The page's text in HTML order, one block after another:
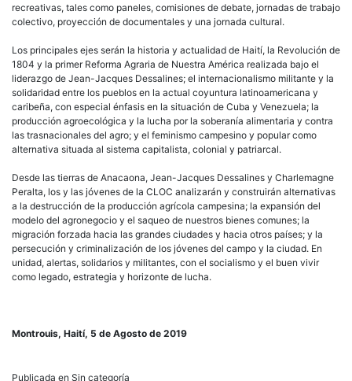
recreativas, tales como paneles, comisiones de debate, jornadas de trabajo
colectivo, proyección de documentales y una jornada cultural.
Los principales ejes serán la historia y actualidad de Haití, la Revolución de
1804 y la primer Reforma Agraria de Nuestra América realizada bajo el
liderazgo de Jean-Jacques Dessalines; el internacionalismo militante y la
solidaridad entre los pueblos en la actual coyuntura latinoamericana y
caribeña, con especial énfasis en la situación de Cuba y Venezuela; la
producción agroecológica y la lucha por la soberanía alimentaria y contra
las trasnacionales del agro; y el feminismo campesino y popular como
alternativa situada al sistema capitalista, colonial y patriarcal.
Desde las tierras de Anacaona, Jean-Jacques Dessalines y Charlemagne
Peralta, los y las jóvenes de la CLOC analizarán y construirán alternativas
a la destrucción de la producción agrícola campesina; la expansión del
modelo del agronegocio y el saqueo de nuestros bienes comunes; la
migración forzada hacia las grandes ciudades y hacia otros países; y la
persecución y criminalización de los jóvenes del campo y la ciudad. En
unidad, alertas, solidarios y militantes, con el socialismo y el buen vivir
como legado, estrategia y horizonte de lucha.
Montrouis, Haití, 5 de Agosto de 2019
Publicada en Sin categoría